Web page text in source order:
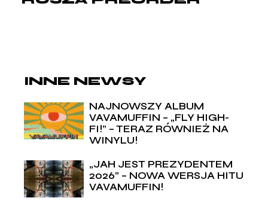
INNE NEWSY
NAJNOWSZY ALBUM
VAVAMUFFIN – „FLY HIGH-
FI!” – TERAZ RÓWNIEŻ NA
WINYLU!
„JAH JEST PREZYDENTEM
2026” – NOWA WERSJA HITU
VAVAMUFFIN!